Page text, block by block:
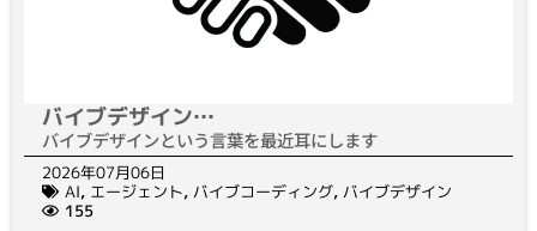
バイブデザイン…
バイブデザインという言葉を最近耳にします
2026年07月06日
AI, エージェント, バイブコーディング, バイブデザイン
155